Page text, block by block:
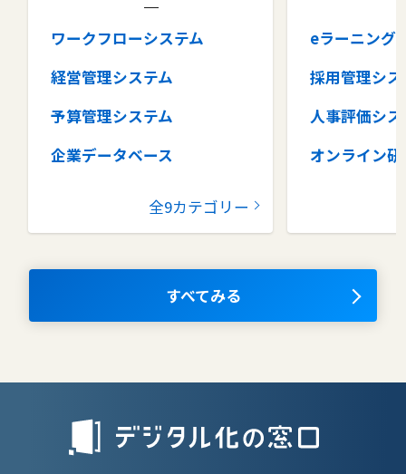
ワークフローシステム
経営管理システム
予算管理システム
企業データベース
コラボレーションツール
ナレッジマネジメントツール
全9カテゴリー
eラーニング
採用管理シス
人事評価シ
オンライン研
タレントマ
OKRツール
授業支援シス
すべてみる